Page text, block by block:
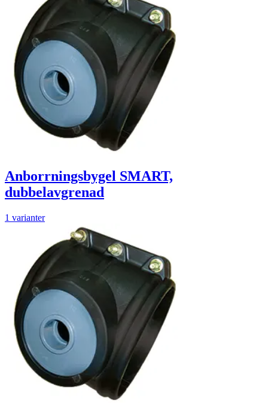
Anborrningsbygel SMART,
dubbelavgrenad
1 varianter